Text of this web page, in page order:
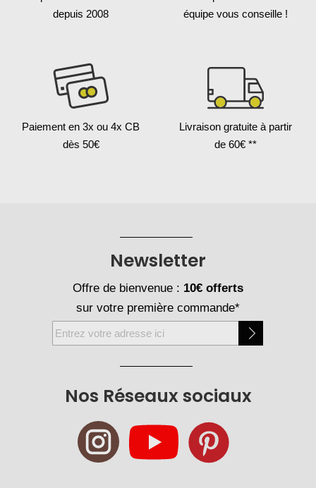
depuis 2008
équipe vous conseille !
Paiement en 3x ou 4x CB
dès 50€
Livraison gratuite à partir
de 60€ **
Nos Réseaux sociaux
Newsletter
Offre de bienvenue : 10€ offerts
sur votre première commande*
Inscription
à